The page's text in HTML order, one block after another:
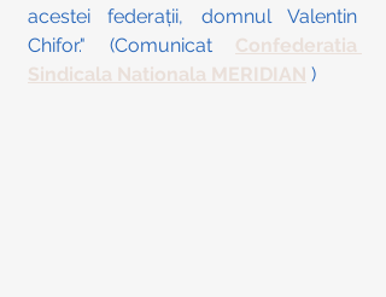
acestei federații, domnul Valentin
Chifor." (Comunicat Confederatia
Sindicala Nationala MERIDIAN )